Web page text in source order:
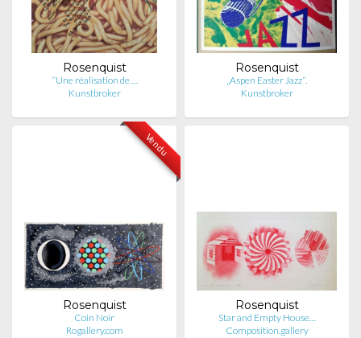
Rosenquist
“Une réalisation de …
Kunstbroker
Rosenquist
„Aspen Easter Jazz“.
Kunstbroker
Vendu
Rosenquist
Coin Noir
Rogallery.com
Rosenquist
Star and Empty House…
Composition.gallery